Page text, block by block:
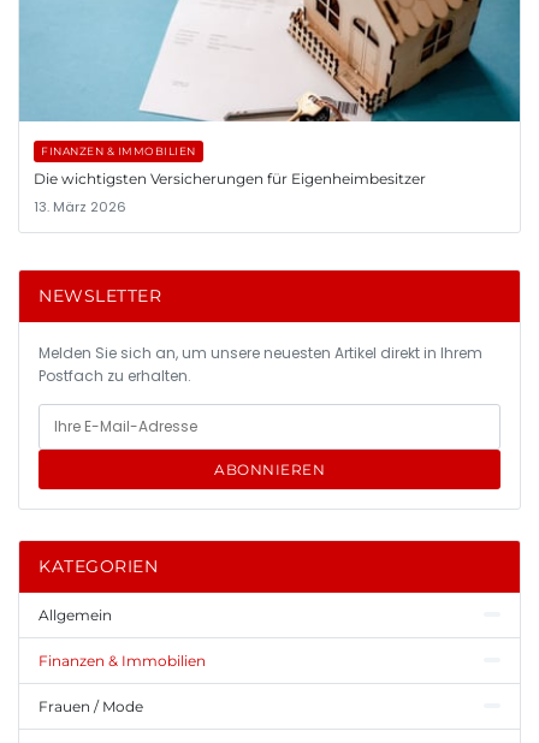
FINANZEN & IMMOBILIEN
Die wichtigsten Versicherungen für Eigenheimbesitzer
13. März 2026
NEWSLETTER
Melden Sie sich an, um unsere neuesten Artikel direkt in Ihrem
Postfach zu erhalten.
ABONNIEREN
KATEGORIEN
Allgemein
Finanzen & Immobilien
Frauen / Mode